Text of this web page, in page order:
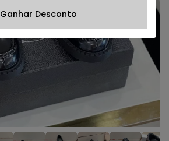
Ganhar Desconto